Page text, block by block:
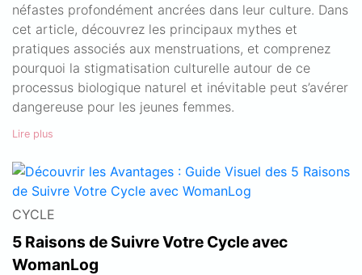
néfastes profondément ancrées dans leur culture. Dans
cet article, découvrez les principaux mythes et
pratiques associés aux menstruations, et comprenez
pourquoi la stigmatisation culturelle autour de ce
processus biologique naturel et inévitable peut s’avérer
dangereuse pour les jeunes femmes.
Lire plus
CYCLE
5 Raisons de Suivre Votre Cycle avec
WomanLog